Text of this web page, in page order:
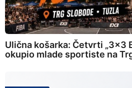
Ulična košarka: Četvrti „3×3
okupio mlade sportiste na